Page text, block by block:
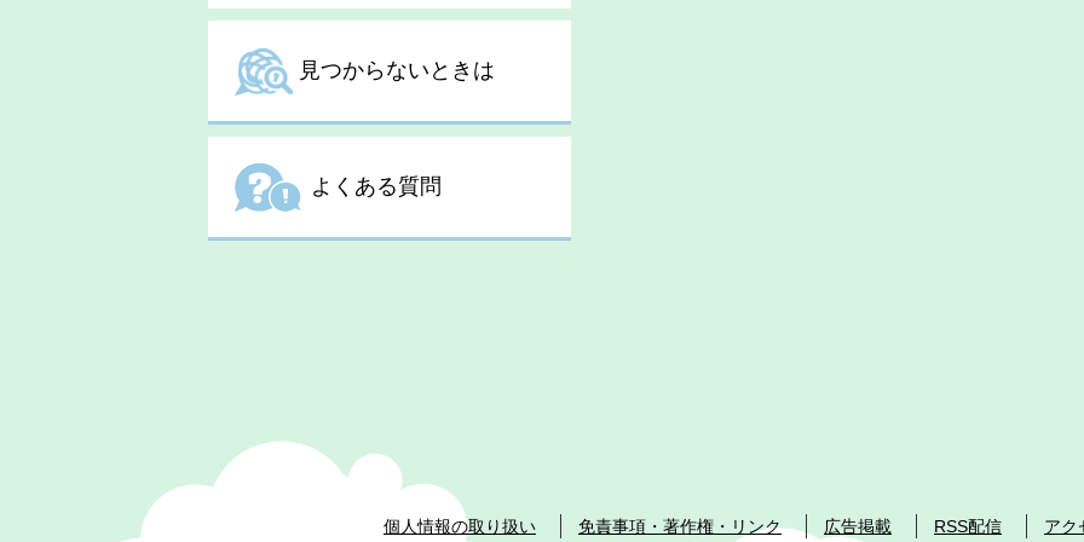
見つからないときは
よくある質問
個人情報の取り扱い 免責事項・著作権・リンク 広告掲載 RSS配信 アク